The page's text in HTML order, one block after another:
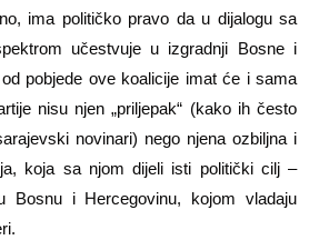
ima političko pravo da u dijalogu sa
učestvuje u izgradnji Bosne i
pobjede ove koalicije imat će i sama
nisu njen „priljepak“ (kako ih često
novinari) nego njena ozbiljna i
koja sa njom dijeli isti politički cilj –
Bosnu i Hercegovinu, kojom vladaju